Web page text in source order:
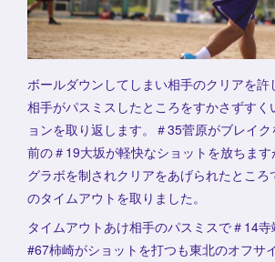
ボールダウンしてしまい相手のクリアを
相手がパスミスしたところをすかさずすく
ョンを取り返します。＃35菅原がブレイ
前の＃19大坂が軽快なショットを放ちます
グラボを制されクリアをあげられたところ
のタイムアウトを取りました。
タイムアウトあけ相手のパスミスで＃14寺
#67柿崎がショットを打つも東北のオフサ